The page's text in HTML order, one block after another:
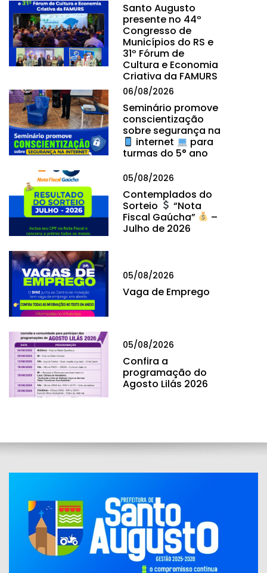
Santo Augusto
presente no 44º
Congresso de
Municípios do RS e
31º Fórum de
Cultura e Economia
Criativa da FAMURS
06/08/2026
Seminário promove
conscientização
sobre segurança na
internet
para
turmas do 5° ano
05/08/2026
Contemplados do
Sorteio
“Nota
Fiscal Gaúcha”
–
Julho de 2026
05/08/2026
Vaga de Emprego
05/08/2026
Confira a
programação do
Agosto Lilás 2026